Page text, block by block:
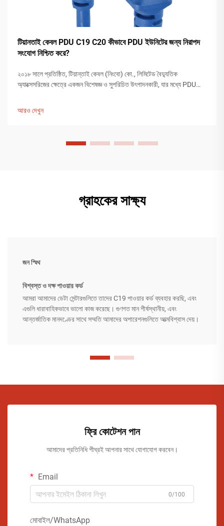
টিয়ানতাই কেবল PDU C19 C20 কীভাবে PDU ইউনিটের জন্য নিরাপদ
সংযোগ নিশ্চিত করে?
২০১৮ সালে প্রতিষ্ঠিত, টিয়ান্তাই কেবল (নিংবো) কো., লিমিটেড বৈদ্যুতিক
অ্যাক্সেসরিজের ক্ষেত্রে একজন বিশেষজ্ঞ ও সুপরিচিত উৎপাদনকারী, যার মধ্যে PDU
আরও দেখুন
গ্রাহকের সাক্ষ্য
জন স্মিথ
বিশ্বস্ত ও দক্ষ পাওয়ার কর্ড
আমরা আমাদের ডেটা সেন্টারগুলিতে তাদের C19 পাওয়ার কর্ড ব্যবহার করছি, এবং
এগুলি ধারাবাহিকভাবে ভালো কাজ করেছে। গুণগত মান শীর্ষস্থানীয়, এবং
আন্তর্জাতিক মানদণ্ডের সাথে সম্মতি আমাদের অপারেশনগুলিতে আত্মবিশ্বাস দেয়।
ফ্রি কোটেশন পান
আমাদের প্রতিনিধি শীঘ্রই আপনার সাথে যোগাযোগ করবেন।
Email
0/100
মোবাইল/WhatsApp